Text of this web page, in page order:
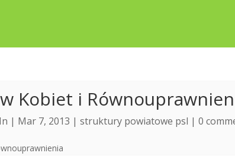
Kobiet i
| Mar 7, 2013 |struktury powiatowe psl |0